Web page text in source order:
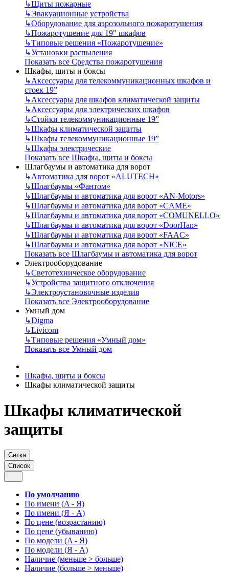
↳Щиты пожарные
↳Эвакуационные устройства
↳Оборудование для аэрозольного пожаротушения
↳Пожаротушение для 19" шкафов
↳Типовые решения «Пожаротушение»
↳Установки распыления
Показать все Средства пожаротушения
Шкафы, щиты и боксы
↳Аксессуары для телекоммуникационных шкафов и
стоек 19”
↳Аксессуары для шкафов климатической защиты
↳Аксессуары для электрических шкафов
↳Стойки телекоммуникационные 19”
↳Шкафы климатической защиты
↳Шкафы телекоммуникационные 19”
↳Шкафы электрические
Показать все Шкафы, щиты и боксы
Шлагбаумы и автоматика для ворот
↳Автоматика для ворот «ALUTECH»
↳Шлагбаумы «Фантом»
↳Шлагбаумы и автоматика для ворот «AN-Motors»
↳Шлагбаумы и автоматика для ворот «CAME»
↳Шлагбаумы и автоматика для ворот «COMUNELLO»
↳Шлагбаумы и автоматика для ворот «DoorHan»
↳Шлагбаумы и автоматика для ворот «FAAC»
↳Шлагбаумы и автоматика для ворот «NICE»
Показать все Шлагбаумы и автоматика для ворот
Электрооборудование
↳Светотехническое оборудование
↳Устройства защитного отключения
↳Электроустановочные изделия
Показать все Электрооборудование
Умный дом
↳Digma
↳Livicom
↳Типовые решения «Умный дом»
Показать все Умный дом
Шкафы, щиты и боксы
Шкафы климатической защиты
Шкафы климатической
защиты
Сетка
Список
По умолчанию
По имени (A - Я)
По имени (Я - A)
По цене (возрастанию)
По цене (убыванию)
По модели (A - Я)
По модели (Я - A)
Наличие (меньше > больше)
Наличие (больше > меньше)